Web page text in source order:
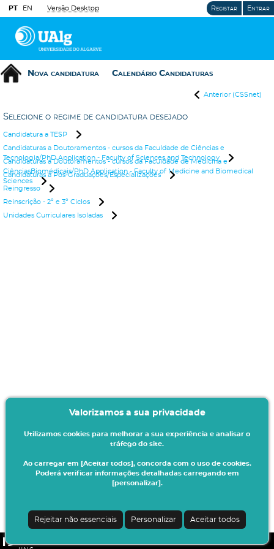
PT EN Versão Desktop Registar Entrar
Nova candidatura Calendário Candidaturas
Anterior (CSSnet)
Selecione o regime de candidatura desejado
Candidatura a TESP
Candidaturas a Doutoramentos - cursos da Faculdade de Ciências e
Tecnologia/PhD Application - Faculty of Sciences and Technology
Candidaturas a Doutoramentos - cursos da Faculdade de Medicina e
CiênciasBiomédicais/PhD Application - Faculty of Medicine and Biomedical
Sciences
Candidaturas a Pós-Graduações/Especializações
Reingresso
Reinscrição - 2º e 3º Ciclos
Unidades Curriculares Isoladas
Valorizamos a sua privacidade
Utilizamos cookies para melhorar a sua experiência e analisar o
tráfego do site.
Ao carregar em [Aceitar todos], concorda com o uso de cookies.
Poderá verificar informações detalhadas carregando em
[personalizar].
Rejeitar não essenciais Personalizar Aceitar todos